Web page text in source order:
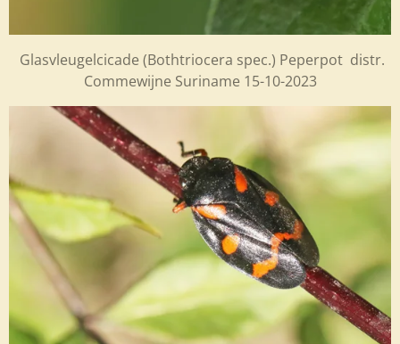
Glasvleugelcicade (Bothtriocera spec.) Peperpot distr.
Commewijne Suriname 15-10-2023